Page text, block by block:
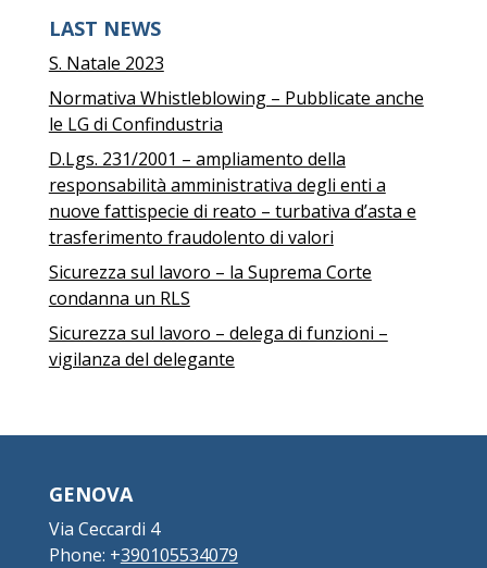
LAST NEWS
S. Natale 2023
Normativa Whistleblowing – Pubblicate anche
le LG di Confindustria
D.Lgs. 231/2001 – ampliamento della
responsabilità amministrativa degli enti a
nuove fattispecie di reato – turbativa d’asta e
trasferimento fraudolento di valori
Sicurezza sul lavoro – la Suprema Corte
condanna un RLS
Sicurezza sul lavoro – delega di funzioni –
vigilanza del delegante
GENOVA
Via Ceccardi 4
Phone: +390105534079